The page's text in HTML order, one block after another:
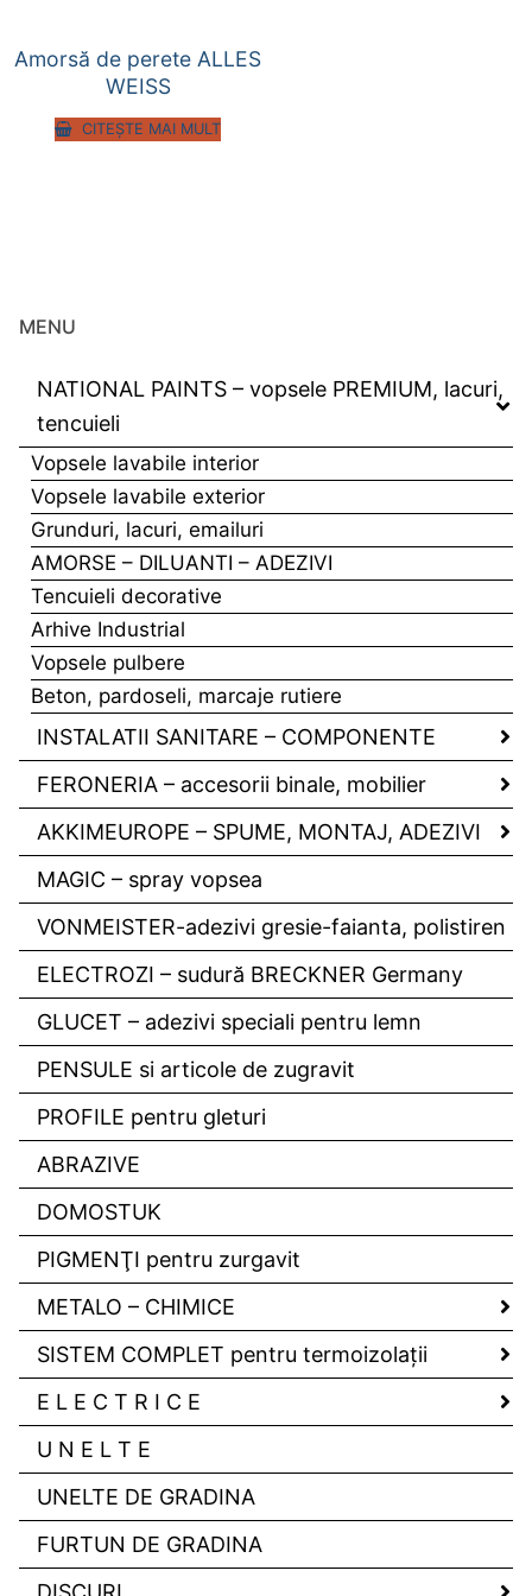
Amorsă de perete ALLES
WEISS
CITEȘTE MAI MULT
MENU
NATIONAL PAINTS – vopsele PREMIUM, lacuri,
tencuieli
Vopsele lavabile interior
Vopsele lavabile exterior
Grunduri, lacuri, emailuri
AMORSE – DILUANTI – ADEZIVI
Tencuieli decorative
Arhive Industrial
Vopsele pulbere
Beton, pardoseli, marcaje rutiere
INSTALATII SANITARE – COMPONENTE
FERONERIA – accesorii binale, mobilier
AKKIMEUROPE – SPUME, MONTAJ, ADEZIVI
MAGIC – spray vopsea
VONMEISTER-adezivi gresie-faianta, polistiren
ELECTROZI – sudură BRECKNER Germany
GLUCET – adezivi speciali pentru lemn
PENSULE si articole de zugravit
PROFILE pentru gleturi
ABRAZIVE
DOMOSTUK
PIGMENŢI pentru zurgavit
METALO – CHIMICE
SISTEM COMPLET pentru termoizolaţii
E L E C T R I C E
U N E L T E
UNELTE DE GRADINA
FURTUN DE GRADINA